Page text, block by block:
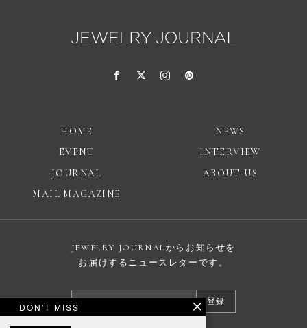
HOME
NEWS
EVENT
INTERVIEW
JOURNAL
ABOUT US
MAIL MAGAZINE
JEWELRY JOURNALからお知らせを
お届けするニュースレターです。
登録
DON'T MISS